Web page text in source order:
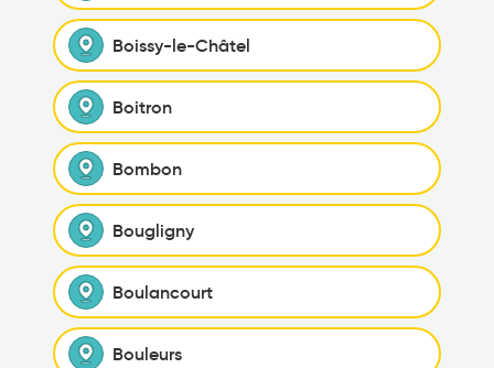
Boissy-le-Châtel
Boitron
Bombon
Bougligny
Boulancourt
Bouleurs